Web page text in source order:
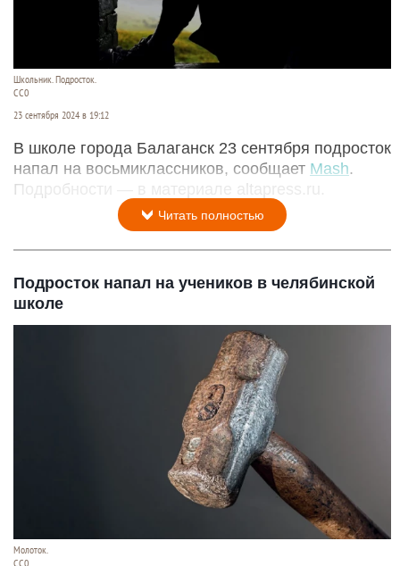
Школьник. Подросток.
СС0
23 сентября 2024 в 19:12
В школе города Балаганск 23 сентября подросток
напал на восьмиклассников, сообщает Mash.
Подробности — в материале altapress.ru.
Читать полностью
Подросток напал на учеников в челябинской
школе
Молоток.
СС0